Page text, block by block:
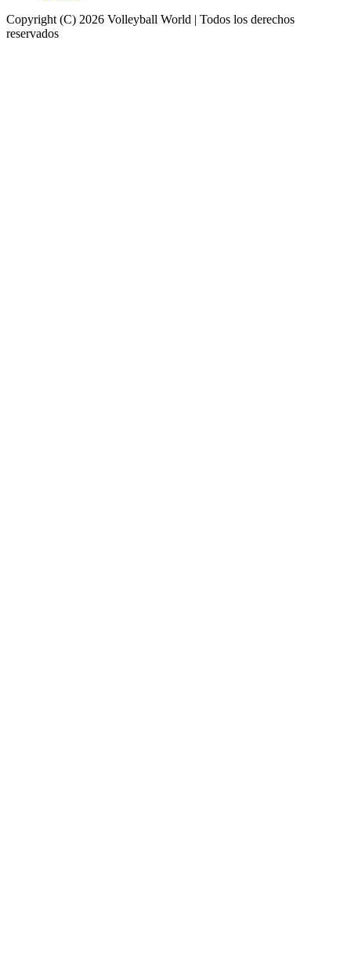
Copyright (C) 2026 Volleyball World | Todos los derechos
reservados